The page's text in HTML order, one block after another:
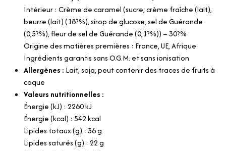
Intérieur : Crème de caramel (sucre, crème fraîche (lait),
beurre (lait) (18?%), sirop de glucose, sel de Guérande
(0,5?%), fleur de sel de Guérande (0,1?%)) – 30?%
Origine des matières premières : France, UE, Afrique
Ingrédients garantis sans O.G.M. et sans ionisation
Allergènes : Lait, soja, peut contenir des traces de fruits à
coque
Valeurs nutritionnelles :
Énergie (kJ) : 2260 kJ
Énergie (kcal) : 542 kcal
Lipides totaux (g) : 36 g
Lipides saturés (g) : 22 g